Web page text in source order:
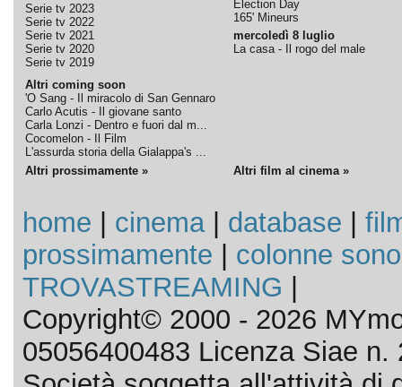
Serie tv 2023
Serie tv 2022
Serie tv 2021
Serie tv 2020
Serie tv 2019
Altri coming soon
'O Sang - Il miracolo di San Gennaro
Carlo Acutis - Il giovane santo
Carla Lonzi - Dentro e fuori dal m...
Cocomelon - Il Film
L'assurda storia della Gialappa's ...
Election Day
165' Mineurs
mercoledì 8 luglio
La casa - Il rogo del male
Altri prossimamente » Altri film al cinema »
home cinema| database
prossimamente
colonne
TROVASTREAMING
Copyright© 2000 - 2026
05056400483 Licenza Siae n.